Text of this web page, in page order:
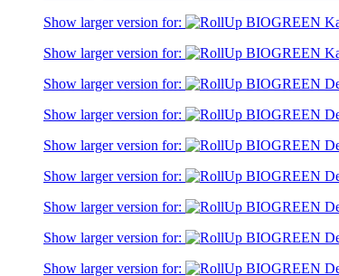
Show larger version for:
Show larger version for:
Show larger version for:
Show larger version for:
Show larger version for:
Show larger version for:
Show larger version for:
Show larger version for:
Show larger version for: